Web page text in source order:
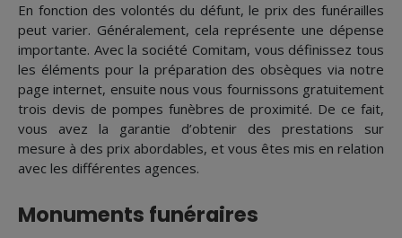
En fonction des volontés du défunt, le prix des funérailles
peut varier. Généralement, cela représente une dépense
importante. Avec la société Comitam, vous définissez tous
les éléments pour la préparation des obsèques via notre
page internet, ensuite nous vous fournissons gratuitement
trois devis de pompes funèbres de proximité. De ce fait,
vous avez la garantie d’obtenir des prestations sur
mesure à des prix abordables, et vous êtes mis en relation
avec les différentes agences.
Monuments funéraires